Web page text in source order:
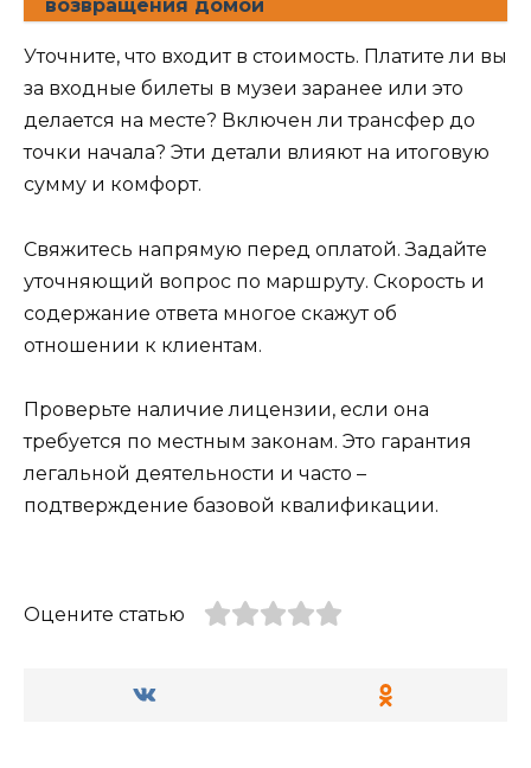
возвращения домой
Уточните, что входит в стоимость. Платите ли вы
за входные билеты в музеи заранее или это
делается на месте? Включен ли трансфер до
точки начала? Эти детали влияют на итоговую
сумму и комфорт.
Свяжитесь напрямую перед оплатой. Задайте
уточняющий вопрос по маршруту. Скорость и
содержание ответа многое скажут об
отношении к клиентам.
Проверьте наличие лицензии, если она
требуется по местным законам. Это гарантия
легальной деятельности и часто –
подтверждение базовой квалификации.
Оцените статью